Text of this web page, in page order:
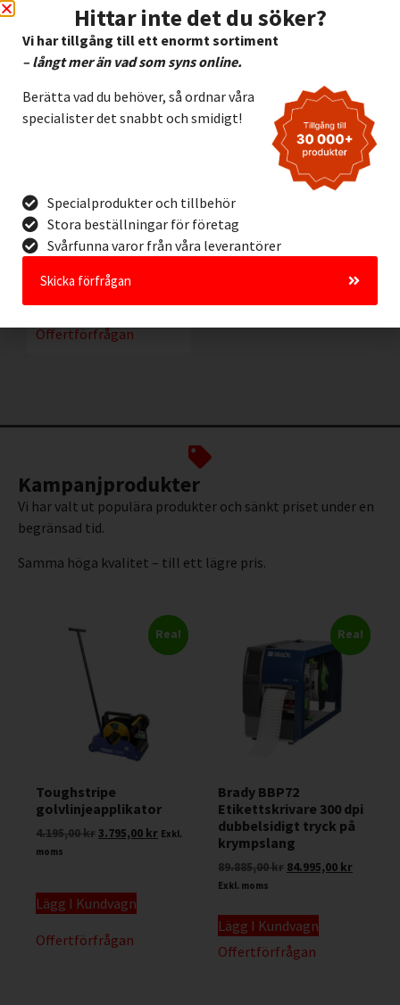
Låsbygel i rostfritt
stål Brady 852440
Lägg I Kundvagn
Offertförfrågan
Kampanjprodukter
Vi har valt ut populära produkter och sänkt priset under en
begränsad tid.
Samma höga kvalitet – till ett lägre pris.
Rea!
Toughstripe
golvlinjeapplikator
4.195,00kr3.795,00 kr Exkl.
moms
Lägg I Kundvagn
Offertförfrågan
Rea!
Brady BBP72
Etikettskrivare 300 dpi
dubbelsidigt tryck på
krympslang
89.885,00kr 84.995,00 kr
Exkl. moms
Lägg I Kundvagn
Offertförfrågan
Hittar inte det du söker?
Vi har tillgång till ett enormt sortiment
– långt mer än vad som syns online.
Berätta vad du behöver, så ordnar våra
specialister det snabbt och smidigt!
Specialprodukter och tillbehör
Stora beställningar för företag
Svårfunna varor från våra leverantörer
Skicka förfrågan